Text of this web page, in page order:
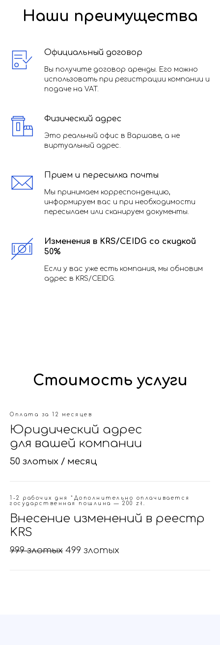
Наши преимущества
Официальный договор
Вы получите договор аренды. Его можно
использовать при регистрации компании и
подаче на VAT.
Физический адрес
Это реальный офис в Варшаве, а не
виртуальный адрес.
Прием и пересылка почты
Мы принимаем корреспонденцию,
информируем вас и при необходимости
пересылаем или сканируем документы.
Изменения в KRS/СEIDG со скидкой
50%
Если у вас уже есть компания, мы обновим
адрес в KRS/CEIDG.
Стоимость услуги
Оплата за 12 месяцев
Юридический адрес
для вашей компании
50 злотых / месяц
1-2 рабочих дня *Дополнительно оплачивается
государственная пошлина — 200 zł.
Внесение изменений в реестр
KRS
999 злотых 499 злотых